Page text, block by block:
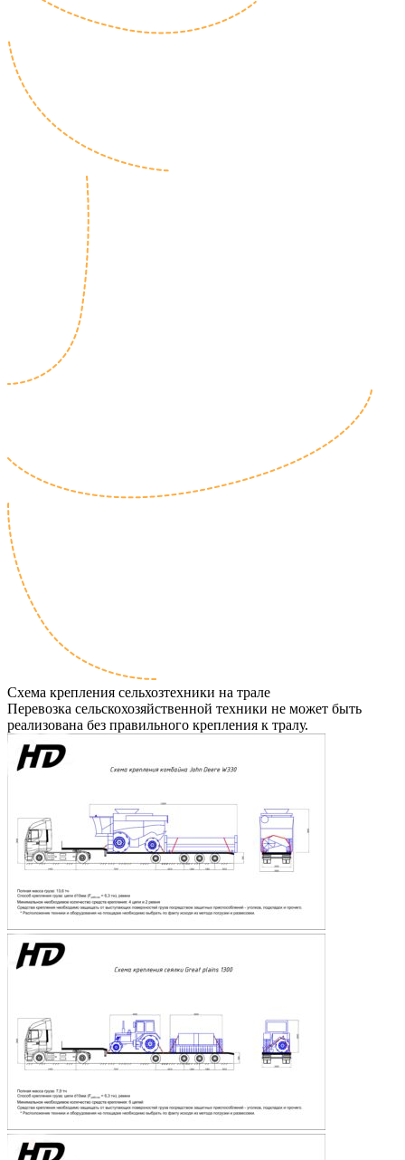
Схема крепления сельхозтехники на трале
Перевозка сельскохозяйственной техники не может быть
реализована без правильного крепления к тралу.